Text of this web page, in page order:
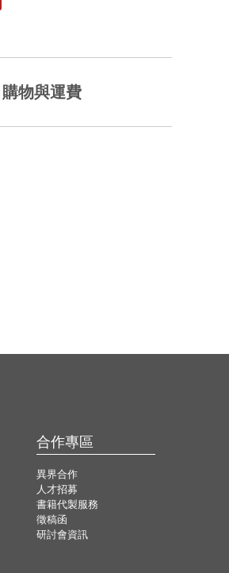
購物與運費
合作專區
異界合作
人才招募
書籍代製服務
徵稿函
研討會資訊